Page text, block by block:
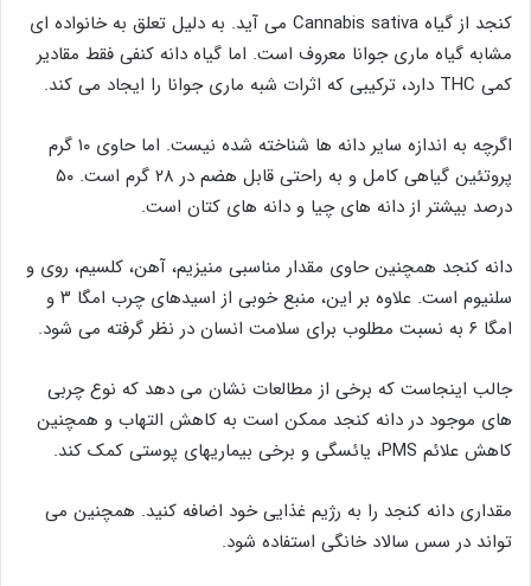
کنجد از گیاه Cannabis sativa می آید. به دلیل تعلق به خانواده ای
مشابه گیاه ماری جوانا معروف است. اما گیاه دانه کنفی فقط مقادیر
کمی THC دارد، ترکیبی که اثرات شبه ماری جوانا را ایجاد می کند.
اگرچه به اندازه سایر دانه ها شناخته شده نیست. اما حاوی ۱۰ گرم
پروتئین گیاهی کامل و به راحتی قابل هضم در ۲۸ گرم است. ۵۰
درصد بیشتر از دانه های چیا و دانه های کتان است.
دانه کنجد همچنین حاوی مقدار مناسبی منیزیم، آهن، کلسیم، روی و
سلنیوم است. علاوه بر این، منبع خوبی از اسیدهای چرب امگا ۳ و
امگا ۶ به نسبت مطلوب برای سلامت انسان در نظر گرفته می شود.
جالب اینجاست که برخی از مطالعات نشان می دهد که نوع چربی
های موجود در دانه کنجد ممکن است به کاهش التهاب و همچنین
کاهش علائم PMS، یائسگی و برخی بیماریهای پوستی کمک کند.
مقداری دانه کنجد را به رژیم غذایی خود اضافه کنید. همچنین می
تواند در سس سالاد خانگی استفاده شود.